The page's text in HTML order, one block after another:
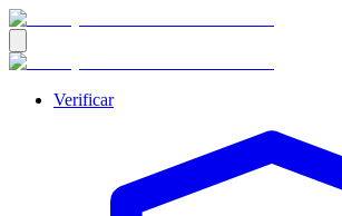
Verificar